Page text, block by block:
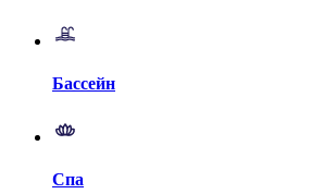
Бассейн
Спа